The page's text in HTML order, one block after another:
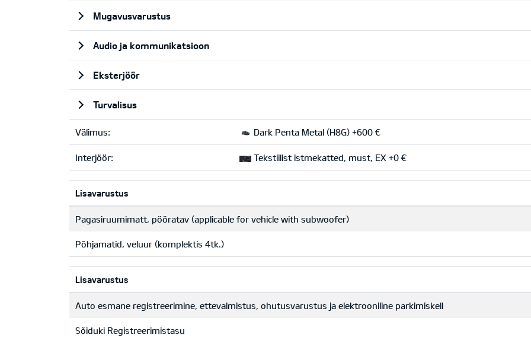
Mugavusvarustus
Audio ja kommunikatsioon
Eksterjöör
Turvalisus
Välimus: Dark Penta Metal (H8G) +600 €
Interjöör: Tekstiilist istmekatted, must, EX +0 €
Lisavarustus
Pagasiruumimatt, pööratav (applicable for vehicle with subwoofer)
Põhjamatid, veluur (komplektis 4tk.)
Lisavarustus
Auto esmane registreerimine, ettevalmistus, ohutusvarustus ja elektrooniline parkimiskell
Sõiduki Registreerimistasu